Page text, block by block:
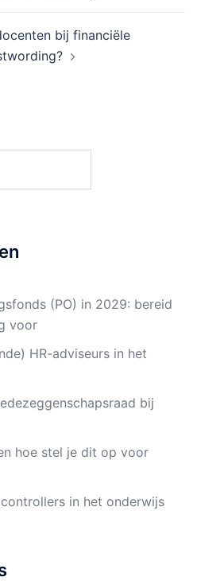
bij financiële
(PO) in 2029: bereid
voor
HR-adviseurs in het
bij
hoe stel je dit op voor
in het onderwijs